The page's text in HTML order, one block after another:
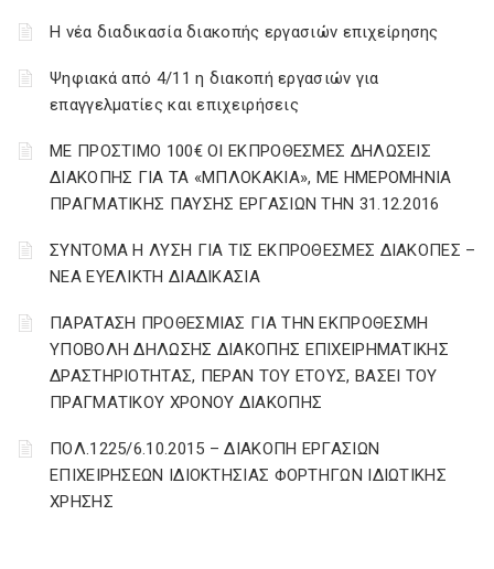
Η νέα διαδικασία διακοπής εργασιών επιχείρησης
Ψηφιακά από 4/11 η διακοπή εργασιών για
επαγγελματίες και επιχειρήσεις
ΜΕ ΠΡΟΣΤΙΜΟ 100€ ΟΙ ΕΚΠΡΟΘΕΣΜΕΣ ΔΗΛΩΣΕΙΣ
ΔΙΑΚΟΠΗΣ ΓΙΑ ΤΑ «ΜΠΛΟΚΑΚΙΑ», ΜΕ ΗΜΕΡΟΜΗΝΙΑ
ΠΡΑΓΜΑΤΙΚΗΣ ΠΑΥΣΗΣ ΕΡΓΑΣΙΩΝ ΤΗΝ 31.12.2016
ΣΥΝΤΟΜΑ Η ΛΥΣΗ ΓΙΑ ΤΙΣ ΕΚΠΡΟΘΕΣΜΕΣ ΔΙΑΚΟΠΕΣ –
ΝΕΑ ΕΥΕΛΙΚΤΗ ΔΙΑΔΙΚΑΣΙΑ
ΠΑΡΑΤΑΣΗ ΠΡΟΘΕΣΜΙΑΣ ΓΙΑ ΤΗΝ ΕΚΠΡΟΘΕΣΜΗ
ΥΠΟΒΟΛΗ ΔΗΛΩΣΗΣ ΔΙΑΚΟΠΗΣ ΕΠΙΧΕΙΡΗΜΑΤΙΚΗΣ
ΔΡΑΣΤΗΡΙΟΤΗΤΑΣ, ΠΕΡΑΝ ΤΟΥ ΕΤΟΥΣ, ΒΑΣΕΙ ΤΟΥ
ΠΡΑΓΜΑΤΙΚΟΥ ΧΡΟΝΟΥ ΔΙΑΚΟΠΗΣ
ΠΟΛ.1225/6.10.2015 – ΔΙΑΚΟΠΗ ΕΡΓΑΣΙΩΝ
ΕΠΙΧΕΙΡΗΣΕΩΝ ΙΔΙΟΚΤΗΣΙΑΣ ΦΟΡΤΗΓΩΝ ΙΔΙΩΤΙΚΗΣ
ΧΡΗΣΗΣ